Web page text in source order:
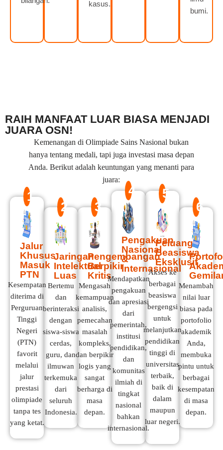
kasus.
bumi.
RAIH MANFAAT LUAR BIASA MENJADI
JUARA OSN!
Kemenangan di Olimpiade Sains Nasional bukan
hanya tentang medali, tapi juga investasi masa depan
Anda. Berikut adalah keuntungan yang menanti para
juara:
1
Jalur
Khusus
Masuk
PTN
Kesempatan
diterima di
Perguruan
Tinggi
Negeri
(PTN)
favorit
melalui
jalur
prestasi
olimpiade
tanpa tes
yang ketat.
2
Jaringan
Intelektual
Luas
Bertemu
dan
berinteraksi
dengan
siswa-siswa
cerdas,
guru, dan
ilmuwan
terkemuka
dari
seluruh
Indonesia.
3
Pengembangan
Berpikir
Kritis
Mengasah
kemampuan
analisis,
pemecahan
masalah
kompleks,
dan berpikir
logis yang
sangat
berharga di
masa
depan.
4
Pengakuan
Nasional
&
Internasional
Mendapatkan
pengakuan
dan apresiasi
dari
pemerintah,
institusi
pendidikan,
dan
komunitas
ilmiah di
tingkat
nasional
bahkan
internasional.
5
Peluang
Beasiswa
Eksklusif
Akses ke
berbagai
beasiswa
bergengsi
untuk
melanjutkan
pendidikan
tinggi di
universitas
terbaik,
baik di
dalam
maupun
luar negeri.
6
Menambah
nilai luar
biasa pada
portofolio
akademik
Anda,
membuka
pintu untuk
berbagai
kesempatan
di masa
depan.